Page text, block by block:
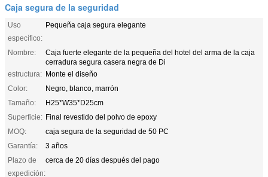
Caja segura de la seguridad
Uso
específico:
Pequeña caja segura elegante
Nombre:
Caja fuerte elegante de la pequeña del hotel del arma de la caja
cerradura segura casera negra de Di
estructura: Monte el diseño
Color:
Negro, blanco, marrón
Tamaño:
H25*W35*D25cm
Superficie: Final revestido del polvo de epoxy
MOQ:
caja segura de la seguridad de 50 PC
Garantía:
3 años
Plazo de
expedición:
cerca de 20 días después del pago